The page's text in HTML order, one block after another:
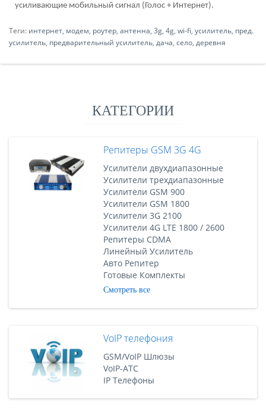
усиливающие мобильный сигнал (Голос + Интернет).
Теги: интернет, модем, роутер, антенна, 3g, 4g, wi-fi, усилитель, пред.
усилитель, предварительный усилитель, дача, село, деревня
КАТЕГОРИИ
Репитеры GSM 3G 4G
Усилители двухдиапазонные
Усилители трехдиапазонные
Усилители GSM 900
Усилители GSM 1800
Усилители 3G 2100
Усилители 4G LTE 1800 / 2600
Репитеры CDMA
Линейный Усилитель
Авто Репитер
Готовые Комплекты
Смотреть все
VoIP телефония
GSM/VoIP Шлюзы
VoIP-АТС
IP Телефоны